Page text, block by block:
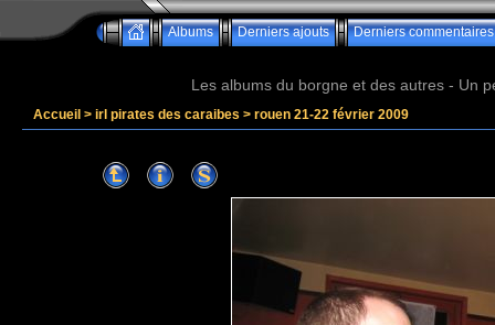
Albums Derniers ajouts Derniers commentaires
Les albums du borgne et des autres - Un
Accueil > irl pirates des caraibes > rouen 21-22 février 2009